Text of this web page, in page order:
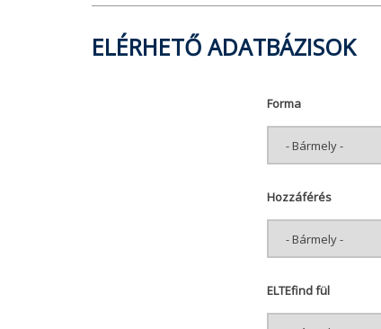
ELÉRHETŐ ADATBÁZISOK
Forma
Hozzáférés
ELTEfind fül